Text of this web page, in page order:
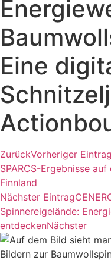
Eine
ZurückVorheriger Eintrag
SPARCS-Ergebnisse
Finnland
Nächster Eintrag
Spinnereigelände:
entdeckenNächster